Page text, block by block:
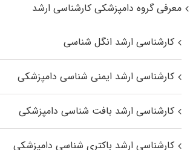
معرفی گروه دامپزشکی کارشناسی ارشد
کارشناسی ارشد انگل شناسی
کارشناسی ارشد ایمنی‌ شناسی دامپزشکی
کارشناسی ارشد بافت‌ شناسی دامپزشکی
کارشناسی ارشد باکتری‌ شناسی دامپزشکی